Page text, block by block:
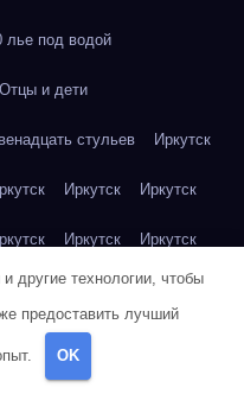
под водой
и дети
стульев Иркутск
Иркутск Иркутск
Иркутск Иркутск
Иркутск Иркутск
Иркутск Йогурт
другие технологии, чтобы
предоставить лучший
OK